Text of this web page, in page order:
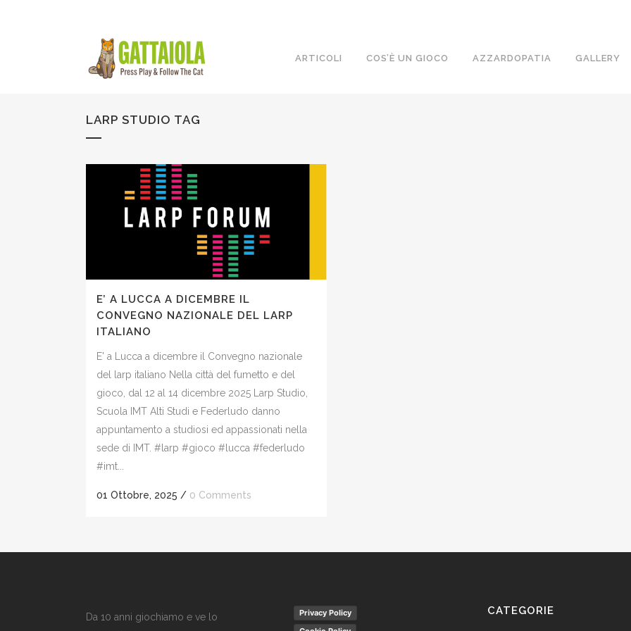
ARTICOLI COS’È UN GIOCO AZZARDOPATIA GALLERY
LARP STUDIO TAG
E’ A LUCCA A DICEMBRE IL
CONVEGNO NAZIONALE DEL LARP
ITALIANO
E' a Lucca a dicembre il Convegno nazionale
del larp italiano Nella città del fumetto e del
gioco, dal 12 al 14 dicembre 2025 Larp Studio,
Scuola IMT Alti Studi e Federludo danno
appuntamento a studiosi ed appassionati nella
sede di IMT. #larp #gioco #lucca #federludo
#imt...
01 Ottobre, 2025 / 0 Comments
Da 10 anni giochiamo e ve lo
Privacy Policy
CATEGORIE